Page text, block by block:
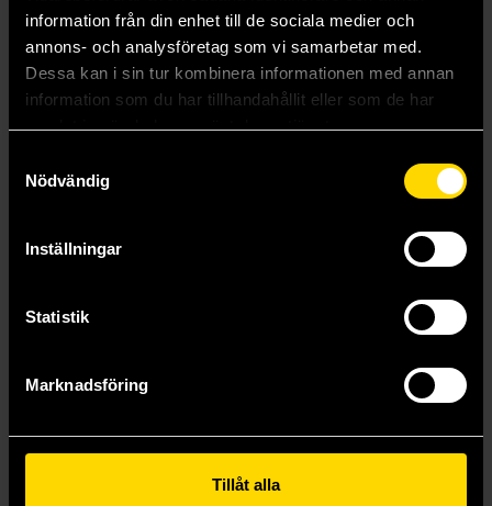
information från din enhet till de sociala medier och
annons- och analysföretag som vi samarbetar med.
Dessa kan i sin tur kombinera informationen med annan
information som du har tillhandahållit eller som de har
samlat in när du har använt deras tjänster.
Nödvändig
Inställningar
Statistik
Marknadsföring
Tillåt alla
359 kr